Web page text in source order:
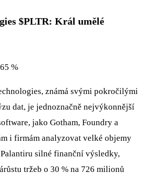
$PLTR: Král umělé
%
známá svými pokročilými
dat, je jednoznačně nejvýkonnější
jako Gotham, Foundry a
i firmám analyzovat velké objemy
silné finanční výsledky,
tržeb o 30 % na 726 milionů